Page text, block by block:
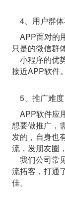
4、用户群
APP面对的
只是的微信群
小程序的优
接近APP软件。
5、推广难度
APP软件应
想要做推广，
发的，自身也
流，发朋友圈
我们公司常
流拓客，打通
佳。